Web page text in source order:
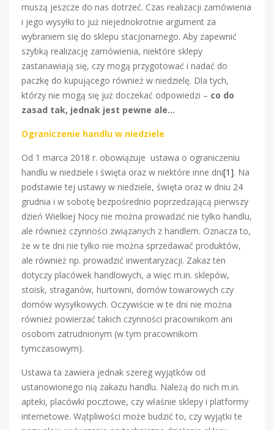
muszą jeszcze do nas dotrzeć. Czas realizacji zamówienia
i jego wysyłki to już niejednokrotnie argument za
wybraniem się do sklepu stacjonarnego. Aby zapewnić
szybką realizację zamówienia, niektóre sklepy
zastanawiają się, czy mogą przygotować i nadać do
paczkę do kupującego również w niedzielę. Dla tych,
którzy nie mogą się już doczekać odpowiedzi – co do
zasad tak, jednak jest pewne ale…
Ograniczenie handlu w niedziele
Od 1 marca 2018 r. obowiązuje ustawa o ograniczeniu
handlu w niedziele i święta oraz w niektóre inne dni[1]. Na
podstawie tej ustawy w niedziele, święta oraz w dniu 24
grudnia i w sobotę bezpośrednio poprzedzającą pierwszy
dzień Wielkiej Nocy nie można prowadzić nie tylko handlu,
ale również czynności związanych z handlem. Oznacza to,
że w te dni nie tylko nie można sprzedawać produktów,
ale również np. prowadzić inwentaryzacji. Zakaz ten
dotyczy placówek handlowych, a więc m.in. sklepów,
stoisk, straganów, hurtowni, domów towarowych czy
domów wysyłkowych. Oczywiście w te dni nie można
również powierzać takich czynności pracownikom ani
osobom zatrudnionym (w tym pracownikom
tymczasowym).
Ustawa ta zawiera jednak szereg wyjątków od
ustanowionego nią zakazu handlu. Należą do nich m.in.
apteki, placówki pocztowe, czy właśnie sklepy i platformy
internetowe. Wątpliwości może budzić to, czy wyjątki te